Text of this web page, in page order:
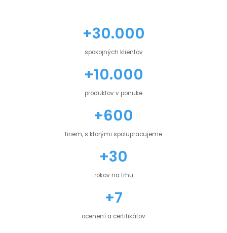
+30.000
spokojných klientov
+10.000
produktov v ponuke
+600
firiem, s ktorými spolupracujeme
+30
rokov na trhu
+7
ocenení a certifikátov